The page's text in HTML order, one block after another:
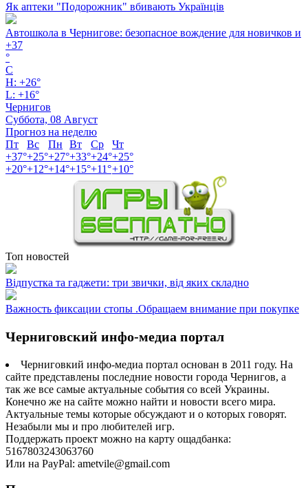
Як аптеки "Подорожник" вбивають Українців
Автошкола в Чернигове: безопасное вождение для новичков и
+37
°
C
H: +26°
L: +16°
Чернигов
Суббота, 08 Август
Прогноз на неделю
Пт
Вс Пн Вт Ср
Чт
+37°+25°+27°+33°+24°+25°
+20°+12°+14°+15°+11°+10°
Топ новостей
Відпустка та гаджети: три звички, від яких складно
Важность фиксации стопы .Обращаем внимание при покупке
Черниговский инфо-медиа портал
Черниговкий инфо-медиа портал основан в 2011 году. На
сайте представлены последние новости города Чернигов, а
так же все самые актуальные события со всей Украины.
Конечно же на сайте можно найти и новости всего мира.
Актуальные темы которые обсуждают и о которых говорят.
Незабыли мы и про любителей игр.
Поддержать проект можно на карту ощадбанка:
5167803243063760
Или на PayPal: ametvile@gmail.com